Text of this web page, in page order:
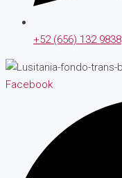
+52 (656) 132 9838
Facebook